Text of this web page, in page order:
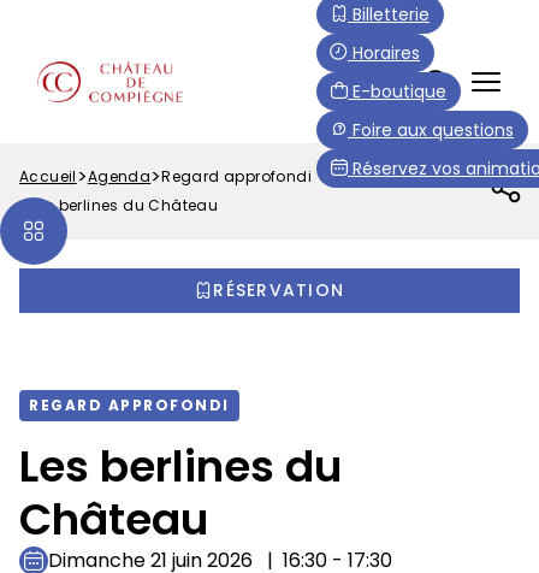
contenu
principal
Menu
Top
FR
Billetterie
Horaires
E-boutique
Foire aux questions
Réservez vos
Fil
d'Ariane
Accueil Agenda
Regard approfondi
Les berlines du Château
RÉSERVATION
REGARD APPROFONDI
Les berlines du
Château
Dimanche 21 juin 2026
16:30 - 17:30